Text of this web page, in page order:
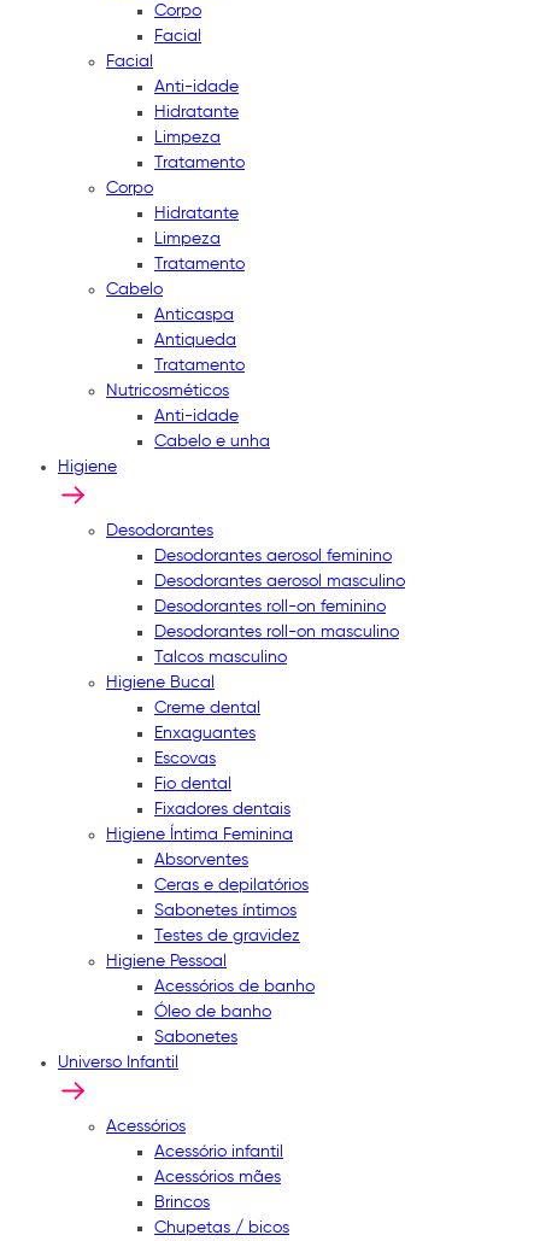
Corpo
Facial
Facial
Anti-idade
Hidratante
Limpeza
Tratamento
Corpo
Hidratante
Limpeza
Tratamento
Cabelo
Anticaspa
Antiqueda
Tratamento
Nutricosméticos
Anti-idade
Cabelo e unha
Higiene
Desodorantes
Desodorantes aerosol feminino
Desodorantes aerosol masculino
Desodorantes roll-on feminino
Desodorantes roll-on masculino
Talcos masculino
Higiene Bucal
Creme dental
Enxaguantes
Escovas
Fio dental
Fixadores dentais
Higiene Íntima Feminina
Absorventes
Ceras e depilatórios
Sabonetes íntimos
Testes de gravidez
Higiene Pessoal
Acessórios de banho
Óleo de banho
Sabonetes
Universo Infantil
Acessórios
Acessório infantil
Acessórios mães
Brincos
Chupetas / bicos